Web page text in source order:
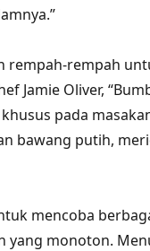
rempah-rempah
Jamie Oliver,
pada
bawang putih,
mencoba
yang monoton.